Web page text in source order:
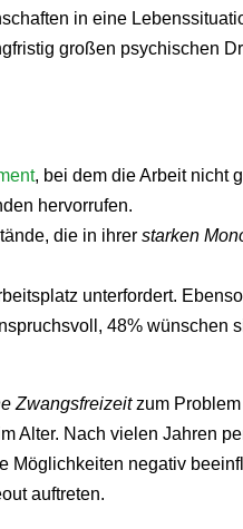
in eine
großen psychischen
, bei dem die Arbeit nicht
hervorrufen.
die in ihrerstarken
unterfordert.
48% wünschen
Zwangsfreizeitzum Problem
Alter. Nach vielen Jahren
Möglichkeiten negativ
auftreten.